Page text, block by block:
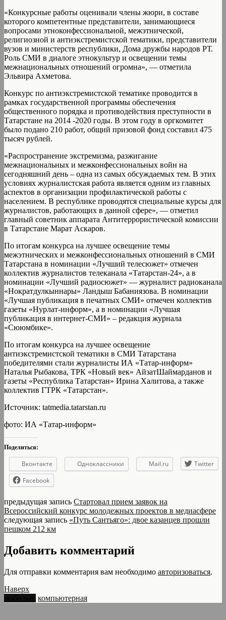
«Конкурсные работы оценивали члены жюри, в составе
которого компетентные представители, занимающиеся
вопросами этноконфессиональной, межэтнической,
религиозной и антиэкстремистской тематики, представители
вузов и министерств республики, Дома дружбы народов РТ.
Роль СМИ в диалоге этнокультур и освещении темы
межнациональных отношений огромна», — отметила
Эльвира Ахметова.
Конкурс по антиэкстремистской тематике проводится в
рамках государственной программы обеспечения
общественного порядка и противодействия преступности в
Татарстане на 2014 -2020 годы. В этом году в оргкомитет
было подано 210 работ, общий призовой фонд составил 475
тысяч рублей.
«Распространение экстремизма, разжигание
межнациональных и межконфессиональных войн на
сегодняшний день – одна из самых обсуждаемых тем. В этих
условиях журналистская работа является одним из главных
аспектов в организации профилактической работы с
населением. В республике проводятся специальные курсы для
журналистов, работающих в данной сфере», — отметил
главный советник аппарата Антитеррористической комиссии
в Татарстане Марат Аскаров.
По итогам конкурса на лучшее освещение темы
межэтнических и межконфессиональных отношений в СМИ
Татарстана в номинации «Лучший телесюжет» отмечен
коллектив журналистов телеканала «Татарстан-24», а в
номинации «Лучший радиосюжет» — журналист радиоканала
«Нократдулкыннары» Ландыш Бабаниязова. В номинации
«Лучшая публикация в печатных СМИ» отмечен коллектив
газеты «Нурлат-информ», а в номинации «Лучшая
публикация в интернет-СМИ» – редакция журнала
«Сююмбике».
По итогам конкурса на лучшее освещение
антиэкстремистской тематики в СМИ Татарстана
победителями стали журналисты ИА «Татар-информ»
Наталья Рыбакова, ТРК «Новый век» АйзатШаймарданов и
газеты «Республика Татарстан» Ирина Халитова, а также
коллектив ГТРК «Татарстан».
Источник: tatmedia.tatarstan.ru
фото: ИА «Татар-информ»
Поделиться:
Вконтакте Одноклассники Mail.ru
Twitter
Facebook
предыдущая запись Стартовал прием заявок на
Всероссийский конкурс молодежных проектов в медиасфере
следующая запись «Путь Сантьяго»: двое казанцев прошли
пешком 212 км
Добавить комментарий
Для отправки комментария вам необходимо авторизоваться.
Наверх
компьютерная